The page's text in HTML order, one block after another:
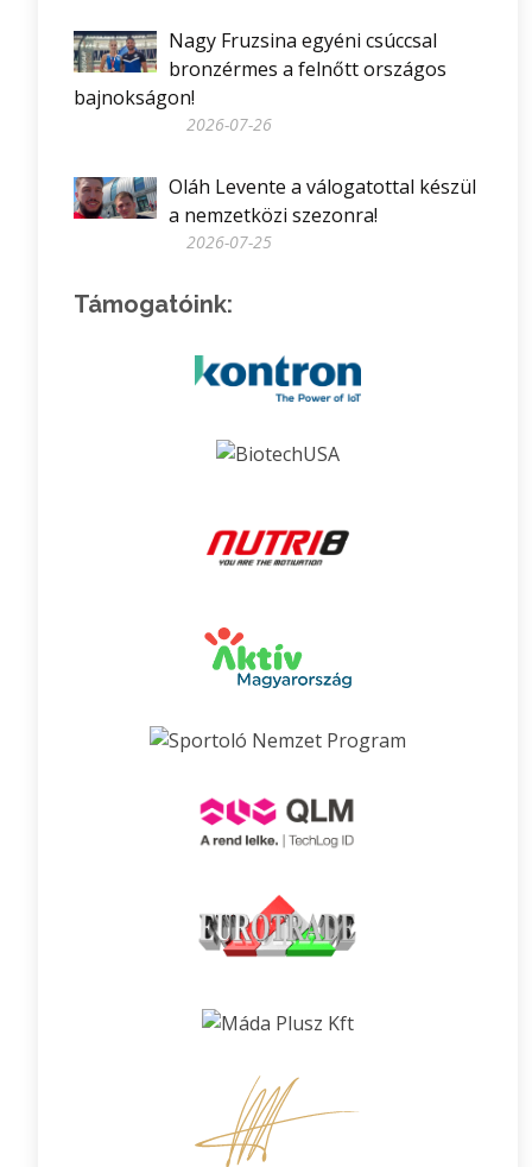
Nagy Fruzsina egyéni csúccsal
bronzérmes a felnőtt országos
bajnokságon!
2026-07-26
Oláh Levente a válogatottal készül
a nemzetközi szezonra!
2026-07-25
Támogatóink: